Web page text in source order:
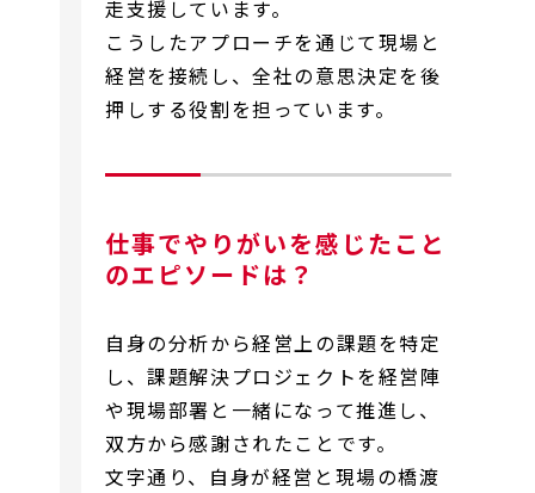
走支援しています。
こうしたアプローチを通じて現場と
経営を接続し、全社の意思決定を後
押しする役割を担っています。
仕事でやりがいを感じたこと
のエピソードは？
自身の分析から経営上の課題を特定
し、課題解決プロジェクトを経営陣
や現場部署と一緒になって推進し、
双方から感謝されたことです。
文字通り、自身が経営と現場の橋渡